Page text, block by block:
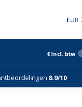
EUR
€ Incl. btw
8.9/10